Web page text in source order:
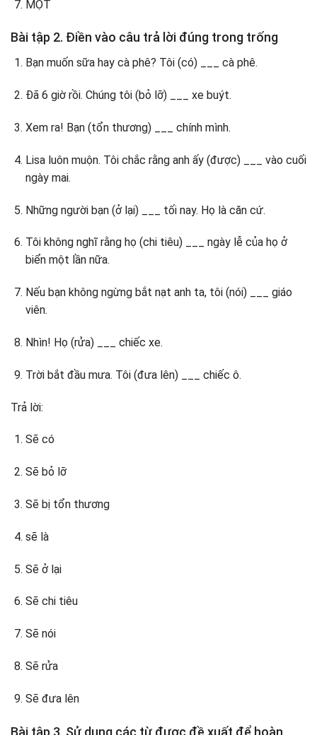
MỘT
Bài tập 2. Điền vào câu trả lời đúng trong trống
Bạn muốn sữa hay cà phê? Tôi (có) ___ cà phê.
Đã 6 giờ rồi. Chúng tôi (bỏ lỡ) ___ xe buýt.
Xem ra! Bạn (tổn thương) ___ chính mình.
Lisa luôn muộn. Tôi chắc rằng anh ấy (được) ___ vào cuối
ngày mai.
Những người bạn (ở lại) ___ tối nay. Họ là căn cứ.
Tôi không nghĩ rằng họ (chi tiêu) ___ ngày lễ của họ ở
biển một lần nữa.
Nếu bạn không ngừng bắt nạt anh ta, tôi (nói) ___ giáo
viên.
Nhìn! Họ (rửa) ___ chiếc xe.
Trời bắt đầu mưa. Tôi (đưa lên) ___ chiếc ô.
Trả lời:
Sẽ có
Sẽ bỏ lỡ
Sẽ bị tổn thương
sẽ là
Sẽ ở lại
Sẽ chi tiêu
Sẽ nói
Sẽ rửa
Sẽ đưa lên
Bài tập 3. Sử dụng các từ được đề xuất để hoàn